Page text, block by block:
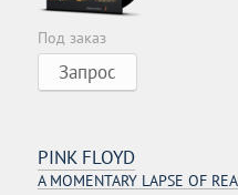
Под заказ
Запрос
PINK FLOYD
A MOMENTARY LAPSE OF